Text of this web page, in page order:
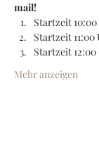
mail!
Startzeit
Startzeit 11:00
Startzeit
Mehr anzeigen